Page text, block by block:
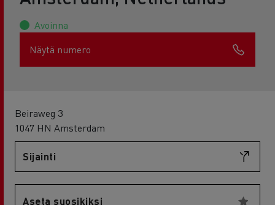
Avoinna
Näytä numero
Beiraweg 3
1047 HN Amsterdam
Sijainti
Aseta suosikiksi